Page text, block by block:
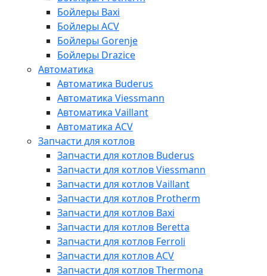
Бойлеры Baxi
Бойлеры ACV
Бойлеры Gorenje
Бойлеры Drazice
Автоматика
Автоматика Buderus
Автоматика Viessmann
Автоматика Vaillant
Автоматика ACV
Запчасти для котлов
Запчасти для котлов Buderus
Запчасти для котлов Viessmann
Запчасти для котлов Vaillant
Запчасти для котлов Protherm
Запчасти для котлов Baxi
Запчасти для котлов Beretta
Запчасти для котлов Ferroli
Запчасти для котлов ACV
Запчасти для котлов Thermona